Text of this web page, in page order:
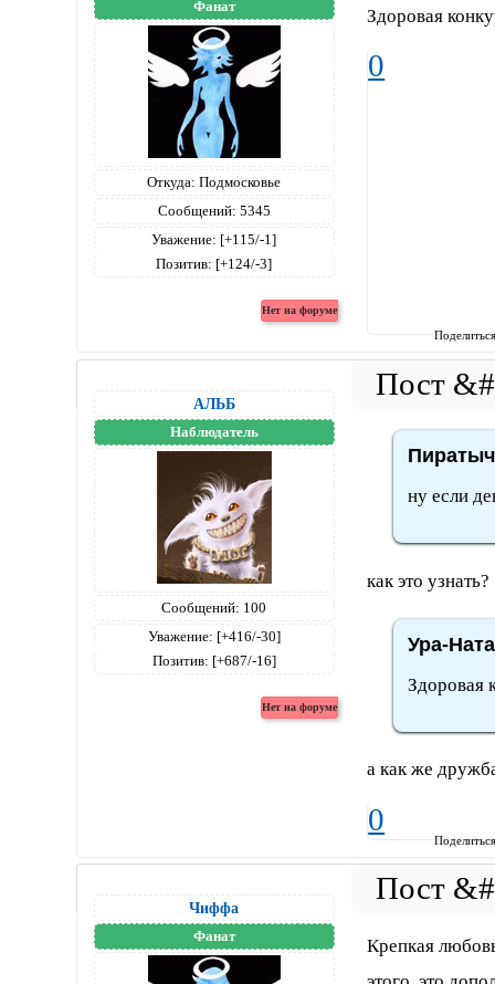
Фанат
Откуда: Подмосковье
Сообщений: 5345
Уважение: [+115/-1]
Позитив: [+124/-3]
Здоровая
0
АЛЬБ
Наблюдатель
Сообщений: 100
Уважение: [+416/-30]
Позитив: [+687/-16]
ну если
как это узнать?
Ура-
Здоровая
а как же
0
Чиффа
Фанат
Крепкая